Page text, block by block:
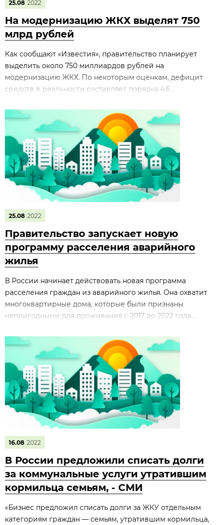
25.08 2022
На модернизацию ЖКХ выделят 750
млрд рублей
Как сообщают «Известия», правительство планирует
выделить около 750 миллиардов рублей на
модернизацию ЖКХ. По некоторым оценкам, дефицит
средств в реальности составляет порядка 4,6...
25.08 2022
Правительство запускает новую
программу расселения аварийного
жилья
В России начинает действовать новая программа
расселения граждан из аварийного жилья. Она охватит
многоквартирные дома, которые были признаны
непригодными для проживания с 2017 до 2022 года...
16.08 2022
В России предложили списать долги
за коммунальные услуги утратившим
кормильца семьям, - СМИ
«Бизнес предложил списать долги за ЖКУ отдельным
категориям граждан — семьям, утратившим кормильца,